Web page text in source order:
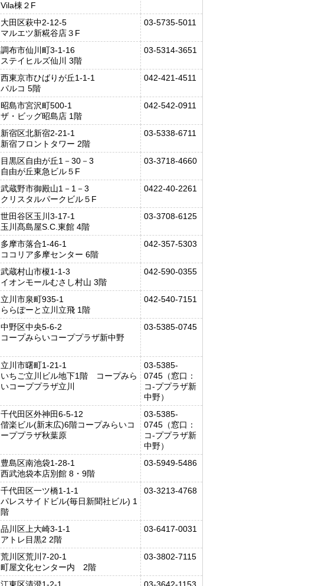
Vila棟２F
大田区萩中2-12-5
マルエツ新糀谷店３F
03-5735-5011
調布市仙川町3-1-16
ステイヒルズ仙川 3階
03-5314-3651
西東京市ひばりが丘1-1-1
パルコ 5階
042-421-4511
昭島市宮沢町500-1
ザ・ビッグ昭島店 1階
042-542-0911
新宿区北新宿2-21-1
新宿フロントタワー 2階
03-5338-6711
目黒区自由が丘1－30－3
自由が丘東急ビル５F
03-3718-4660
武蔵野市御殿山1－1－3
クリスタルパークビル５F
0422-40-2261
世田谷区玉川3-17-1
玉川髙島屋S.C.東館 4階
03-3708-6125
多摩市落合1-46-1
ココリア多摩センター 6階
042-357-5303
武蔵村山市榎1-1-3
イオンモールむさし村山 3階
042-590-0355
立川市泉町935-1
ららぽーと立川立飛 1階
042-540-7151
中野区中央5-6-2
コープみらいコーププラザ新中野
03-5385-0745
立川市曙町1-21-1
いちご立川ビル地下1階 コープみら
いコーププラザ立川
03-5385-
0745（窓口：
コ-ププラザ新
中野）
千代田区外神田6-5-12
偕楽ビル(新末広)6階コープみらいコ
ーププラザ秋葉原
03-5385-
0745（窓口：
コ-ププラザ新
中野）
豊島区南池袋1-28-1
西武池袋本店別館 8・9階
03-5949-5486
千代田区一ツ橋1-1-1
パレスサイドビル(毎日新聞社ビル) 1
階
03-3213-4768
品川区上大崎3-1-1
アトレ目黒2 2階
03-6417-0031
荒川区荒川7-20-1
町屋文化センター内 2階
03-3802-7115